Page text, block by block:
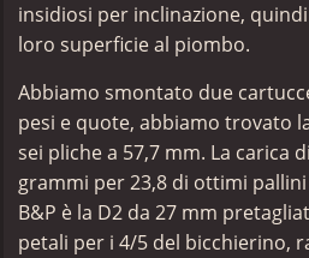
insidiosi per inclinazione,
loro superficie al piombo.
Abbiamo smontato due
pesi e quote, abbiamo trovato
sei pliche a 57,7 mm. La carica
grammi per 23,8 di ottimi
B&P è la D2 da 27 mm
petali per i 4/5 del bicchierino,